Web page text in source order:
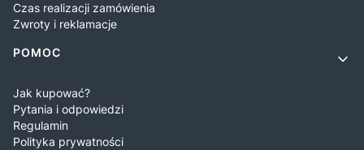
Czas realizacji zamówienia
Zwroty i reklamacje
POMOC
Jak kupować?
Pytania i odpowiedzi
Regulamin
Polityka prywatności